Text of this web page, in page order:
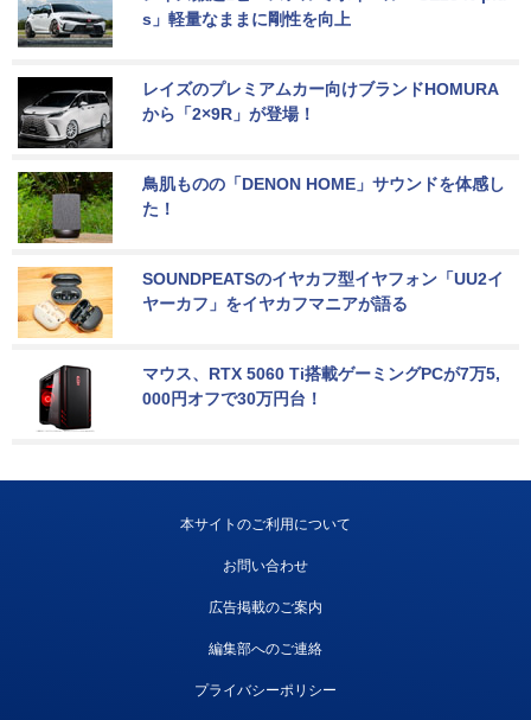
s」軽量なままに剛性を向上
レイズのプレミアムカー向けブランドHOMURA
から「2×9R」が登場！
鳥肌ものの「DENON HOME」サウンドを体感し
た！
SOUNDPEATSのイヤカフ型イヤフォン「UU2イ
ヤーカフ」をイヤカフマニアが語る
マウス、RTX 5060 Ti搭載ゲーミングPCが7万5,
000円オフで30万円台！
本サイトのご利用について
お問い合わせ
広告掲載のご案内
編集部へのご連絡
プライバシーポリシー